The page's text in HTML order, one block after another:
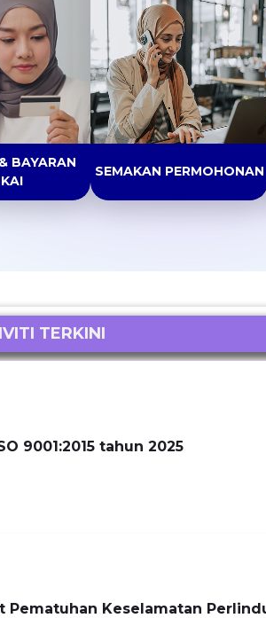
BAYARAN
SEMAKAN PERMOHONAN
TERKINI
9001:2015 tahun 2025
Pematuhan Keselamatan